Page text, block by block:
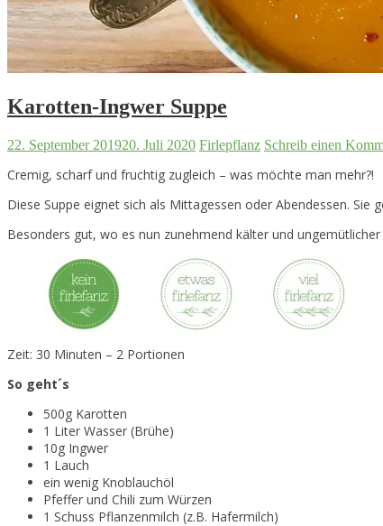
Karotten-Ingwer Suppe
22. September 201920. Juli 2020 Firlepflanz Schreib einen
Cremig, scharf und fruchtig zugleich – was möchte man mehr?!
Diese Suppe eignet sich als Mittagessen oder Abendessen. Sie
Besonders gut, wo es nun zunehmend kälter und
Zeit: 30 Minuten – 2 Portionen
So geht´s
500g Karotten
1 Liter Wasser (Brühe)
10g Ingwer
1 Lauch
ein wenig Knoblauchöl
Pfeffer und Chili zum Würzen
1 Schuss Pflanzenmilch (z.B. Hafermilch)